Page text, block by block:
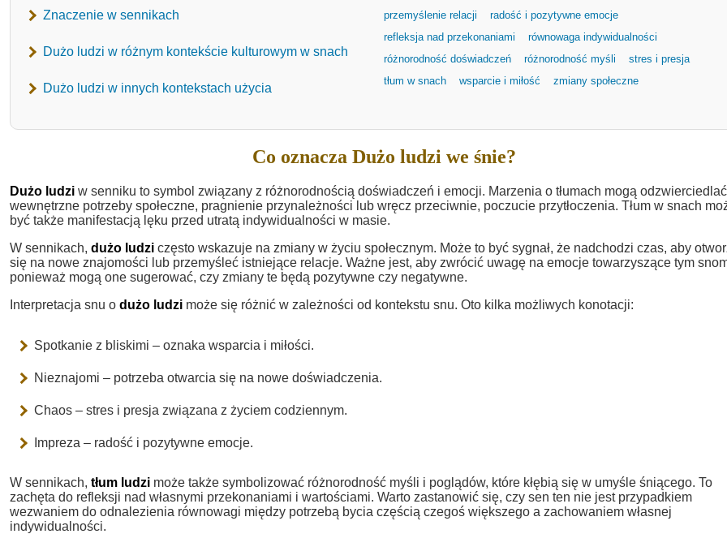
Znaczenie w sennikach
Dużo ludzi w różnym kontekście kulturowym w snach
Dużo ludzi w innych kontekstach użycia
przemyślenie relacji
radość i pozytywne emocje
refleksja nad przekonaniami
równowaga indywidualności
różnorodność doświadczeń
różnorodność myśli
stres i presja
tłum w snach
wsparcie i miłość zmiany społeczne
Co oznacza Dużo ludzi we śnie?
Dużo ludzi w senniku to symbol związany z różnorodnością doświadczeń i emocji. Marzenia o tłumach mogą odzwierciedlać
wewnętrzne potrzeby społeczne, pragnienie przynależności lub wręcz przeciwnie, poczucie przytłoczenia. Tłum w snach
być także manifestacją lęku przed utratą indywidualności w masie.
W sennikach, dużo ludzi często wskazuje na zmiany w życiu społecznym. Może to być sygnał, że nadchodzi czas, aby
się na nowe znajomości lub przemyśleć istniejące relacje. Ważne jest, aby zwrócić uwagę na emocje towarzyszące tym
ponieważ mogą one sugerować, czy zmiany te będą pozytywne czy negatywne.
Interpretacja snu o dużo ludzi może się różnić w zależności od kontekstu snu. Oto kilka możliwych konotacji:
Spotkanie z bliskimi – oznaka wsparcia i miłości.
Nieznajomi – potrzeba otwarcia się na nowe doświadczenia.
Chaos – stres i presja związana z życiem codziennym.
Impreza – radość i pozytywne emocje.
W sennikach, tłum ludzi może także symbolizować różnorodność myśli i poglądów, które kłębią się w umyśle śniącego. To
zachęta do refleksji nad własnymi przekonaniami i wartościami. Warto zastanowić się, czy sen ten nie jest przypadkiem
wezwaniem do odnalezienia równowagi między potrzebą bycia częścią czegoś większego a zachowaniem własnej
indywidualności.